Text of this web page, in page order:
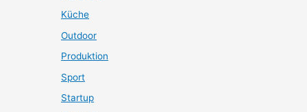
Küche
Outdoor
Produktion
Sport
Startup